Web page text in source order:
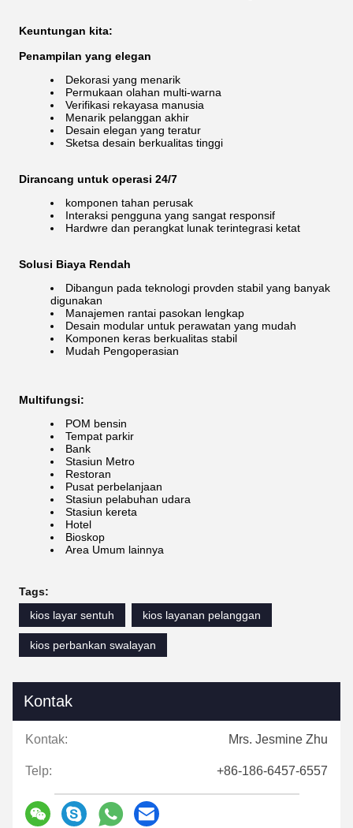
Keuntungan kita:
Penampilan yang elegan
Dekorasi yang menarik
Permukaan olahan multi-warna
Verifikasi rekayasa manusia
Menarik pelanggan akhir
Desain elegan yang teratur
Sketsa desain berkualitas tinggi
Dirancang untuk operasi 24/7
komponen tahan perusak
Interaksi pengguna yang sangat responsif
Hardwre dan perangkat lunak terintegrasi ketat
Solusi Biaya Rendah
Dibangun pada teknologi provden stabil yang banyak
digunakan
Manajemen rantai pasokan lengkap
Desain modular untuk perawatan yang mudah
Komponen keras berkualitas stabil
Mudah Pengoperasian
Multifungsi:
POM bensin
Tempat parkir
Bank
Stasiun Metro
Restoran
Pusat perbelanjaan
Stasiun pelabuhan udara
Stasiun kereta
Hotel
Bioskop
Area Umum lainnya
Tags:
kios layar sentuh
kios layanan pelanggan
kios perbankan swalayan
Kontak
Kontak: Mrs. Jesmine Zhu
Telp: +86-186-6457-6557